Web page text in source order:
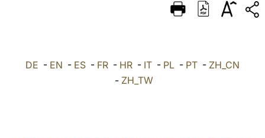
DEUTSCH
العربيّة DE - EN - ES - FR - HR - IT - PL - PT - ZH_CN
- ZH_TW